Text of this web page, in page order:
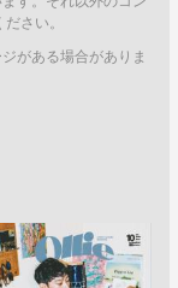
さい。
がある場合がありま